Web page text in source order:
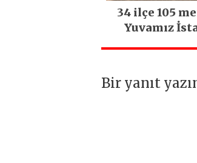
34 ilçe 105
Yuvamız
Bir yanıt